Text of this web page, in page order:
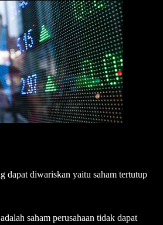
dapat diwariskan yaitu saham tertutup
adalah saham perusahaan tidak dapat